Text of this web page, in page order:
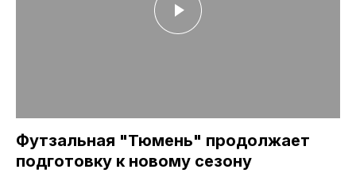
Футзальная "Тюмень" продолжает
подготовку к новому сезону